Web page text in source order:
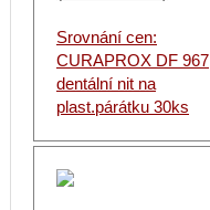
Srovnání cen:
CURAPROX DF 967
dentální nit na
plast.párátku 30ks